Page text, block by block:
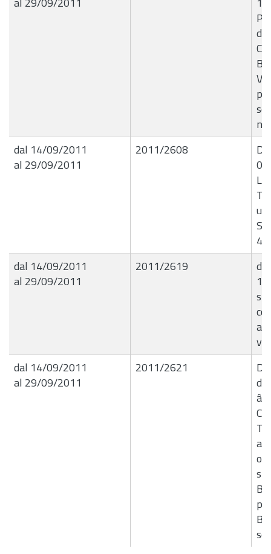
dal 14/09/2011
al 29/09/2011
2011/2608
dal 14/09/2011
al 29/09/2011
2011/2619
dal 14/09/2011
al 29/09/2011
2011/2621
a